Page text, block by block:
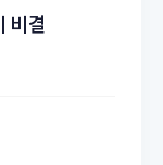
비결